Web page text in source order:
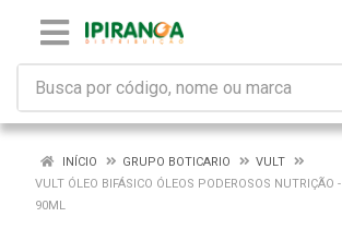
INÍCIO GRUPO BOTICARIO
VULT
VULT ÓLEO BIFÁSICO ÓLEOS PODEROSOS NUTRIÇÃO -
90ML